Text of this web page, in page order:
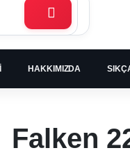
HAKKIMIZDA
Falken